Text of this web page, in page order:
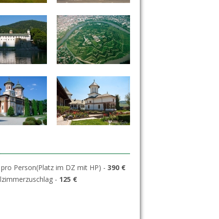
pro Person(Platz im DZ mit HP) - 390 €
- 125 €